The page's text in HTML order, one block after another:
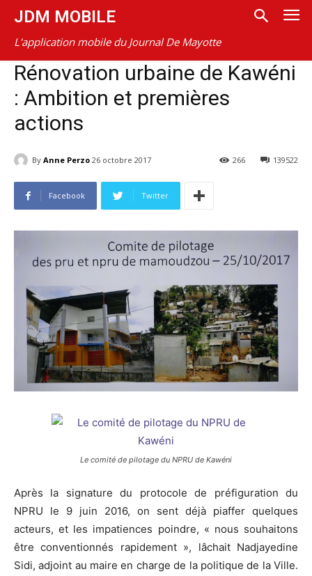
JDM MOBILE
L'application mobile du Journal De Mayotte
Rénovation urbaine de Kawéni
: Ambition et premières
actions
By Anne Perzo 26 octobre 2017 139522
266
Facebook Twitter
Le comité de pilotage du NPRU de Kawéni
Après la signature du protocole de préfiguration du
NPRU le 9 juin 2016, on sent déjà piaffer quelques
acteurs, et les impatiences poindre, « nous souhaitons
être conventionnés rapidement », lâchait Nadjayedine
Sidi, adjoint au maire en charge de la politique de la Ville.